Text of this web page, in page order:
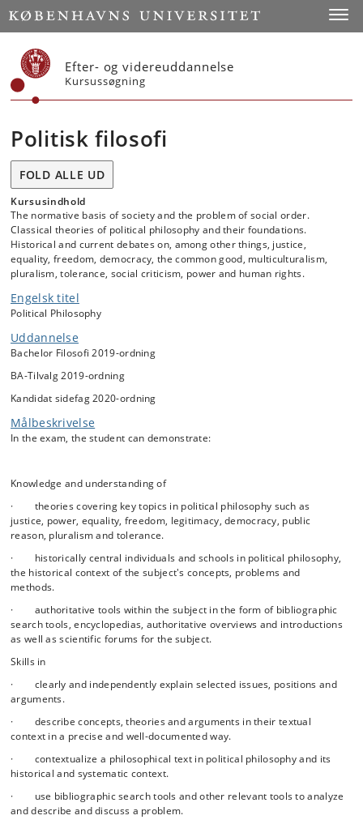
Start
Efter- og videreuddannelse
Kursussøgning
Politisk filosofi
FOLD ALLE UD
Kursusindhold
The normative basis of society and the problem of social order.
Classical theories of political philosophy and their foundations.
Historical and current debates on, among other things, justice,
equality, freedom, democracy, the common good, multiculturalism,
pluralism, tolerance, social criticism, power and human rights.
Engelsk titel
Political Philosophy
Uddannelse
Bachelor Filosofi 2019-ordning
BA-Tilvalg 2019-ordning
Kandidat sidefag 2020-ordning
Målbeskrivelse
In the exam, the student can demonstrate:
Knowledge and understanding of
· theories covering key topics in political philosophy such as
justice, power, equality, freedom, legitimacy, democracy, public
reason, pluralism and tolerance.
· historically central individuals and schools in political philosophy,
the historical context of the subject's concepts, problems and
methods.
· authoritative tools within the subject in the form of bibliographic
search tools, encyclopedias, authoritative overviews and introductions
as well as scientific forums for the subject.
Skills in
· clearly and independently explain selected issues, positions and
arguments.
· describe concepts, theories and arguments in their textual
context in a precise and well-documented way.
· contextualize a philosophical text in political philosophy and its
historical and systematic context.
· use bibliographic search tools and other relevant tools to analyze
and describe and discuss a problem.